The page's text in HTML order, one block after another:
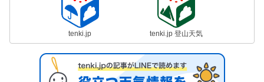
tenki.jp tenki.jp 登山天気